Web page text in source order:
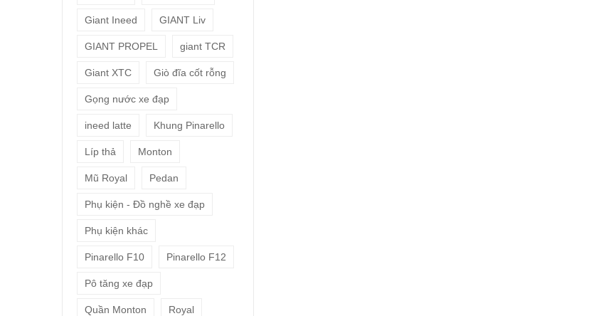
Giant Ineed GIANT Liv
GIANT PROPEL giant TCR
Giant XTC Giò đĩa cốt rỗng
Gọng nước xe đạp
ineed latte Khung Pinarello
Líp thả Monton
Mũ Royal Pedan
Phụ kiện - Đồ nghề xe đạp
Phụ kiện khác
Pinarello F10 Pinarello F12
Pô tăng xe đạp
Quần Monton Royal